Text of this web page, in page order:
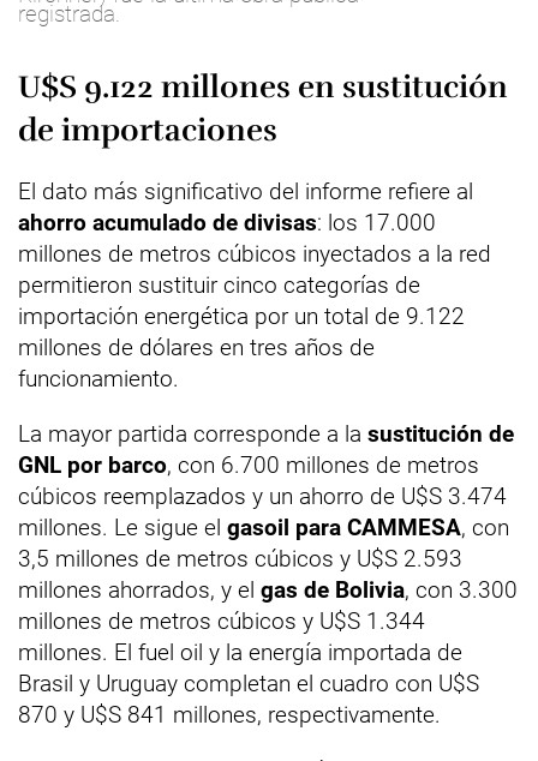
registrada.
U$S 9.122 millones en sustitución
de importaciones
El dato más significativo del informe refiere al
ahorro acumulado de divisas: los 17.000
millones de metros cúbicos inyectados a la red
permitieron sustituir cinco categorías de
importación energética por un total de 9.122
millones de dólares en tres años de
funcionamiento.
La mayor partida corresponde a la sustitución de
GNL por barco, con 6.700 millones de metros
cúbicos reemplazados y un ahorro de U$S 3.474
millones. Le sigue el gasoil para CAMMESA, con
3,5 millones de metros cúbicos y U$S 2.593
millones ahorrados, y el gas de Bolivia, con 3.300
millones de metros cúbicos y U$S 1.344
millones. El fuel oil y la energía importada de
Brasil y Uruguay completan el cuadro con U$S
870 y U$S 841 millones, respectivamente.